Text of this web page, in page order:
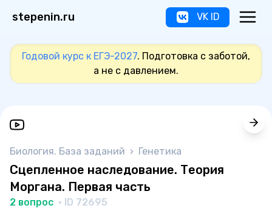
stepenin.ru VK ID
Годовой курс к ЕГЭ-2027. Подготовка с заботой,
а не с давлением.
Биология. База заданий › Генетика
Сцепленное наследование. Теория
Моргана. Первая часть
2 вопрос · ID 72695